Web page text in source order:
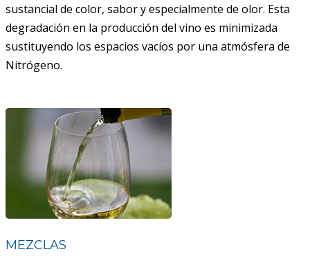
sustancial de color, sabor y especialmente de olor. Esta
degradación en la producción del vino es minimizada
sustituyendo los espacios vacíos por una atmósfera de
Nitrógeno.
MEZCLAS